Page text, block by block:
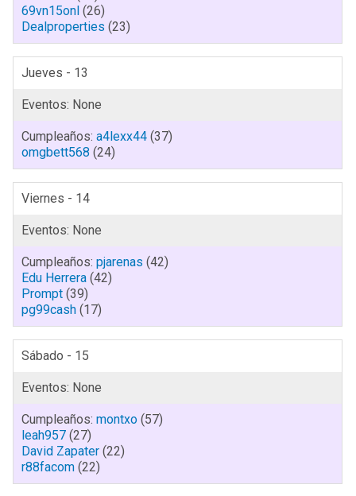
69vn15onl (26)
Dealproperties (23)
Jueves - 13
a4lexx44 (37)
omgbett568 (24)
Viernes - 14
pjarenas (42)
Edu Herrera (42)
Prompt (39)
pg99cash (17)
Sábado - 15
montxo (57)
leah957 (27)
David Zapater (22)
r88facom (22)